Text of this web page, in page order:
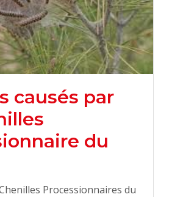
causés par
du
Processionnaires du